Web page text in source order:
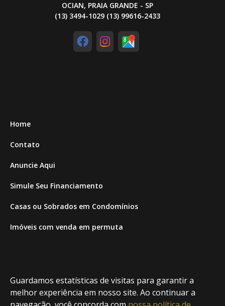
Guardamos estatísticas de visitas para garantir a
melhor experiência em nosso site. Ao continuar a
OCIAN, PRAIA GRANDE - SP
(13) 3494-1029 (13) 99616-2433
Home
Contato
Anuncie Aqui
Simule Seu Financiamento
Casas ou Sobrados em Condomínios
Imóveis com venda em permuta
Casa com piscina